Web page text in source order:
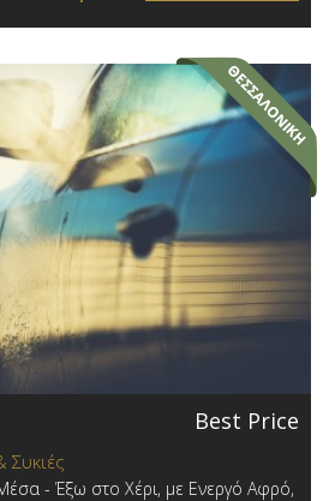
Best Price
Συκιές
- Έξω στο Χέρι, με Ενεργό Αφρό,